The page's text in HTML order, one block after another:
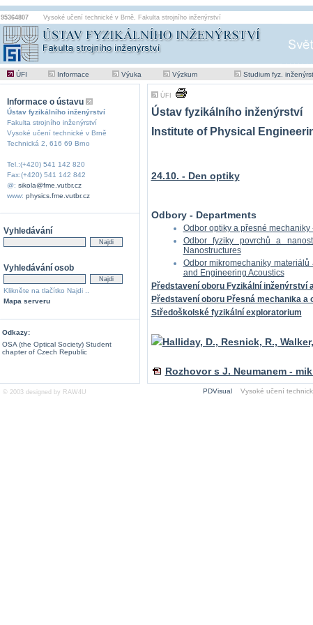
95364807 Vysoké učení technické v Brně, Fakulta strojního inženýrství
ÚFI Informace Výuka Výzkum Studium fyz.
Informace o ústavu
Ústav fyzikálního inženýrství
Fakulta strojního inženýrství
Vysoké učení technické v Brně
Technická 2, 616 69 Brno
Tel.:(+420) 541 142 820
Fax:(+420) 541 142 842
@: sikola@fme.vutbr.cz
www: physics.fme.vutbr.cz
Vyhledávání
Vyhledávání osob
Klikněte na tlačítko Najdi ..
Mapa serveru
Odkazy:
OSA (the Optical Society) Student
chapter of Czech Republic
ÚFI
Ústav fyzikálního inženýrství
Institute of Physical
24.10. - Den optiky
Odbory - Departments
Odbor optiky a přesné
Odbor fyziky povrchů a
Nanostructures
Odbor mikromechaniky
and Engineering Acoustics
Představení oboru Fyzikální inženýrství
Představení oboru Přesná mechanika a
Středoškolské fyzikální exploratorium
Halliday, D., Resnick, R.,
Rozhovor s J. Neumanem -
© 2003 designed by RAW4U PDVisual Vysoké učení